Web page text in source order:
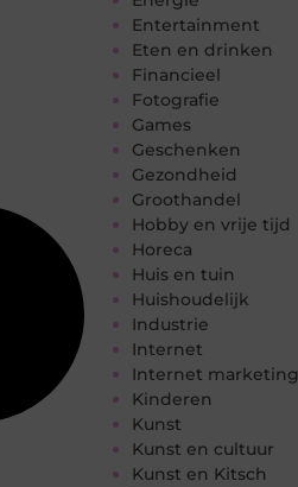
Entertainment
Eten en drinken
Financieel
Fotografie
Games
Geschenken
Gezondheid
Groothandel
Hobby en vrije tijd
Horeca
Huis en tuin
Huishoudelijk
Industrie
Internet
Internet marketing
Kinderen
Kunst
Kunst en cultuur
Kunst en Kitsch